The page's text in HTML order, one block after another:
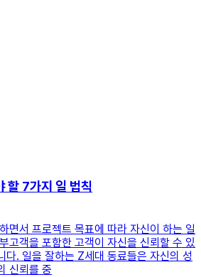
할 7가지 일 법칙
면서 프로젝트 목표에 따라 자신이 하는 일
고객을 포함한 고객이 자신을 신뢰할 수 있
다. 일을 잘하는 Z세대 동료들은 자신의 성
신뢰를 중